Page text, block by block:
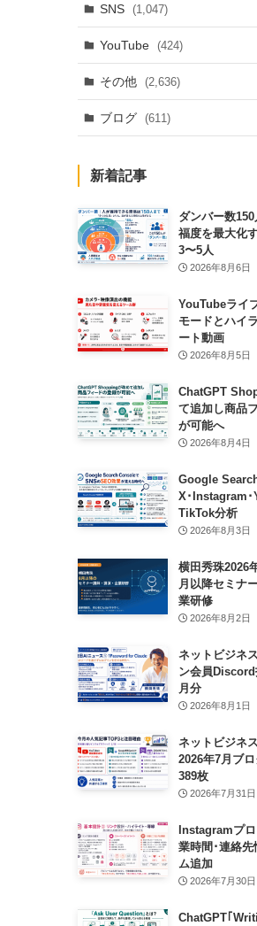
SNS (1,047)
YouTube (424)
その他 (2,636)
ブログ (611)
新着記事
ダンバー数
福度を最大化
3〜5人
2026年8月6日
YouTubeライ
モードとハイ
ート動画
2026年8月5日
ChatGPT
て追加し商品
が可能へ
2026年8月4日
Google
X･Instagram･
TikTok分析
2026年8月3日
横田秀珠2026
月以降セミナ
業研修
2026年8月2日
ネットビジネ
ン会員Discord
月分
2026年8月1日
ネットビジネ
2026年7月ブ
389枚
2026年7月31日
Instagramプ
業時間･連絡先
ム追加
2026年7月30日
ChatGPT｢